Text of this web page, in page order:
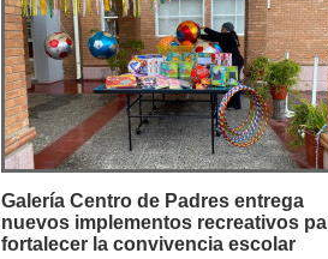
Galería Centro de Padres entrega
nuevos implementos recreativos
fortalecer la convivencia escolar